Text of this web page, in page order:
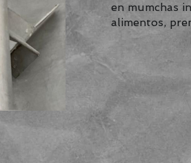
en mumchas
alimentos,